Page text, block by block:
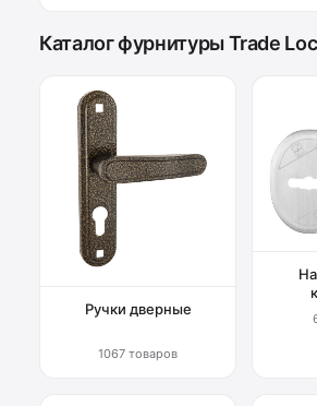
Каталог фурнитуры Trade
Ручки дверные
1067 товаров